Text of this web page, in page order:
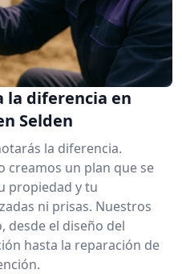
la diferencia en
Selden
la diferencia.
creamos un plan que se
propiedad y tu
ni prisas. Nuestros
desde el diseño del
hasta la reparación de